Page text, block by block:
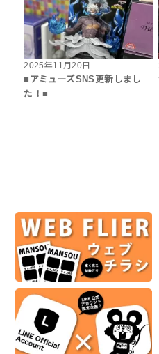
2025年11月20日
■アミューズSNS更新しまし
た！■